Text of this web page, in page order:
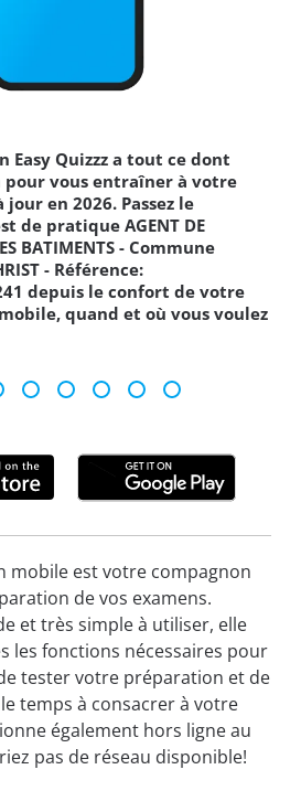
Easy Quizzz a tout ce dont
pour vous entraîner à votre
en 2026. Passez le
de pratique AGENT DE
BATIMENTS - Commune
- Référence:
depuis le confort de votre
quand et où vous voulez
mobile est votre compagnon
de vos examens.
et très simple à utiliser, elle
les fonctions nécessaires pour
tester votre préparation et de
temps à consacrer à votre
également hors ligne au
pas de réseau disponible!